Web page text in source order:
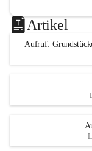
Artikel
Aufruf: